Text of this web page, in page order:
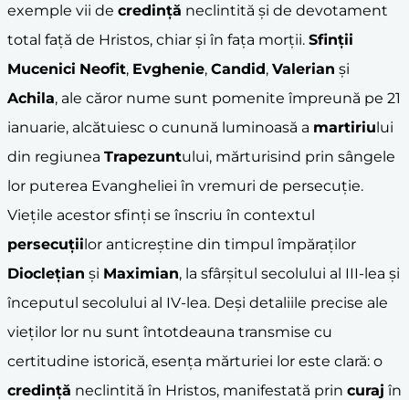
exemple vii de credință neclintită și de devotament
total față de Hristos, chiar și în fața morții. Sfinții
Mucenici Neofit, Evghenie, Candid, Valerian și
Achila, ale căror nume sunt pomenite împreună pe 21
ianuarie, alcătuiesc o cunună luminoasă a martiriului
din regiunea Trapezuntului, mărturisind prin sângele
lor puterea Evangheliei în vremuri de persecuție.
Viețile acestor sfinți se înscriu în contextul
persecuțiilor anticreștine din timpul împăraților
Dioclețian și Maximian, la sfârșitul secolului al III-lea și
începutul secolului al IV-lea. Deși detaliile precise ale
vieților lor nu sunt întotdeauna transmise cu
certitudine istorică, esența mărturiei lor este clară: o
credință neclintită în Hristos, manifestată prin curaj în